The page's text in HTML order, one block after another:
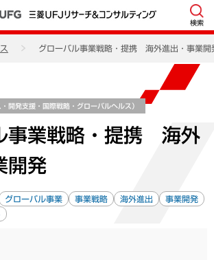
検索
グローバル事業戦略・提携 海外進出・事業開
開発支援・国際戦略・グローバルヘルス）
事業戦略・提携 海外
開発
グローバル事業 事業戦略 海外進出
事業開発